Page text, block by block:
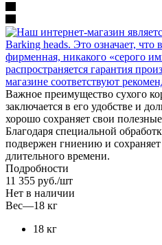
Важное преимущество сухого
заключается в его удобстве и
хорошо сохраняет свои
Благодаря специальной
подвержен гниению и
длительного времени.
Подробности
11 355 руб./шт
Нет в наличии
Вес—18 кг
18 кг